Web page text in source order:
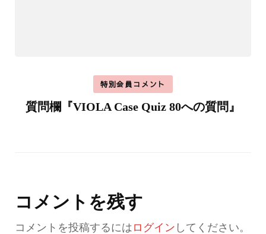
特別会員コメント
質問欄『VIOLA Case Quiz 80への質問』
コメントを残す
コメントを投稿するには ログイン してください。